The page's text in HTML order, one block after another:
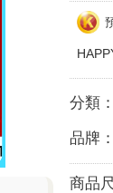
分類：
品牌：
商品